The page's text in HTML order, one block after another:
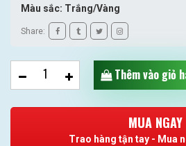
Màu sắc: Trắng/Vàng
Share:
Thêm vào giỏ
MUA NGAY
Trao hàng tận tay - Mua